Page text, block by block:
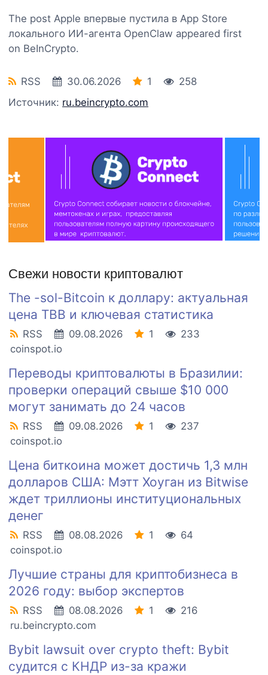
The post Apple впервые пустила в App Store
локального ИИ-агента OpenClaw appeared first
on BeInCrypto.
RSS 30.06.2026 1
258
Источник: ru.beincrypto.com
Свежи новости криптовалют
The -sol-Bitcoin к доллару: актуальная
цена TBB и ключевая статистика
RSS 09.08.2026 1
233
coinspot.io
Переводы криптовалюты в Бразилии:
проверки операций свыше $10 000
могут занимать до 24 часов
RSS 09.08.2026 1
237
coinspot.io
Цена биткоина может достичь 1,3 млн
долларов США: Мэтт Хоуган из Bitwise
ждет триллионы институциональных
денег
RSS 08.08.2026 1
64
coinspot.io
Лучшие страны для криптобизнеса в
2026 году: выбор экспертов
RSS 08.08.2026 1
216
ru.beincrypto.com
Bybit lawsuit over crypto theft: Bybit
судится с КНДР из-за кражи